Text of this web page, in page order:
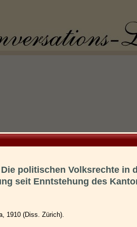
politischen Volksrechte in
seit Enntstehung des
1910 (Diss. Zürich).